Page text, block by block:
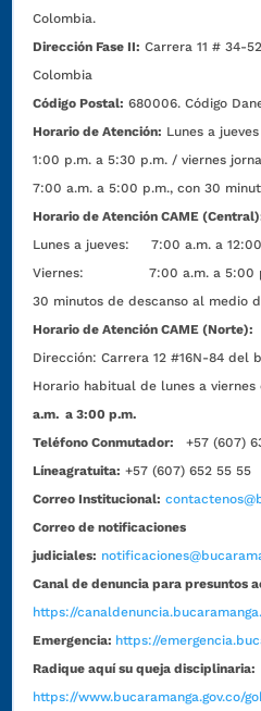
Colombia.
Dirección Fase II: Carrera 11 # 34-
Colombia
Código Postal: 680006. Código
Horario de Atención: Lunes a
1:00 p.m. a 5:30 p.m. / viernes
7:00 a.m. a 5:00 p.m., con 30
Horario de Atención CAME
Lunes a jueves: 7:00 a.m. a
Viernes: 7:00 a.m. a 5:00
30 minutos de descanso al medio
Horario de Atención CAME (Norte):
Dirección:Carrera 12 #16N-84 del
Horario habitual de lunes a viernes
a.m. a 3:00 p.m.
Teléfono Conmutador:
+57 (607)
Líneagratuita: +57 (607) 652 55 55
Correo Institucional:
Correo de notificaciones
judiciales:
Canal de denuncia para presuntos
https://
Emergencia: https://
Radique aquí su queja disciplinaria:
https://www.bucaramanga.gov.co/